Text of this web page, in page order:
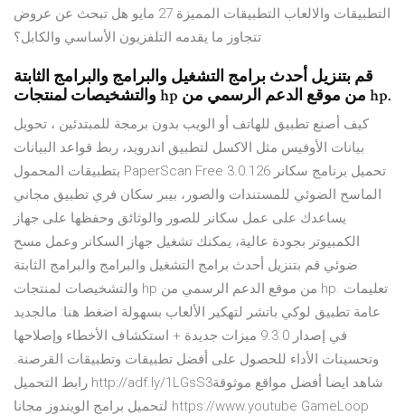
التطبيقات والالعاب التطبيقات المميزة 27 مايو هل تبحث عن عروض
تتجاوز ما يقدمه التلفزيون الأساسي والكابل؟
قم بتنزيل أحدث برامج التشغيل والبرامج والبرامج الثابتة
والتشخيصات لمنتجات hp من موقع الدعم الرسمي من hp.
كيف أصنع تطبيق للهاتف أو الويب بدون برمجة للمبتدئين ، تحويل
بيانات الأوفيس مثل الاكسل لتطبيق اندرويد، ربط قواعد البيانات
بتطبيقات المحمول PaperScan Free 3.0.126 تحميل برنامج سكانر
الماسح الضوئي للمستندات والصور، بيبر سكان فري تطبيق مجاني
يساعدك على عمل سكانر للصور والوثائق وحفظها على جهاز
الكمبيوتر بجودة عالية، يمكنك تشغيل جهاز السكانر وعمل مسح
ضوئي قم بتنزيل أحدث برامج التشغيل والبرامج والبرامج الثابتة
والتشخيصات لمنتجات hp من موقع الدعم الرسمي من hp. تعليمات
عامة تطبيق لوكي باتشر لتهكير الألعاب بسهولة اضغط هنا: مالجديد
في إصدار 9.3.0 ميزات جديدة + استكشاف الأخطاء وإصلاحها
وتحسينات الأداء للحصول على أفضل تطبيقات وتطبيقات القرصنة.
رابط التحميل http://adf.ly/1LGsS3شاهد ايضا أفضل مواقع موثوقة
لتحميل برامج الويندوز مجانا https://www.youtube GameLoop